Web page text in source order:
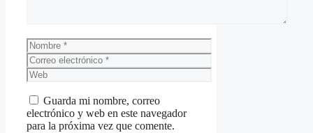
Nombre
Correo
electrónico
Web
Guarda mi nombre, correo
electrónico y web en este navegador
para la próxima vez que comente.